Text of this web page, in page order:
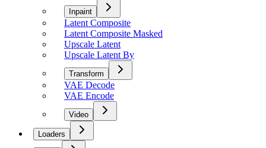
Inpaint
Latent Composite
Latent Composite Masked
Upscale Latent
Upscale Latent By
Transform
VAE Decode
VAE Encode
Video
Loaders